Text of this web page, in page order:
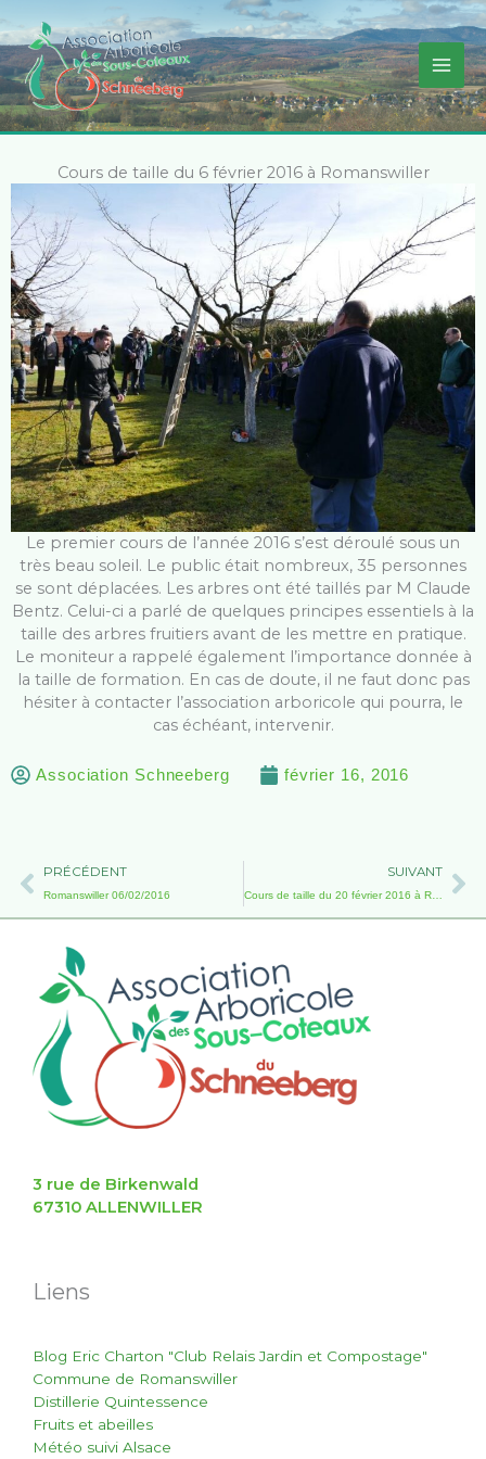
au
contenu
Cours de taille du 6 février 2016 à Romanswiller
Le premier cours de l’année 2016 s’est déroulé sous un
très beau soleil. Le public était nombreux, 35 personnes
se sont déplacées. Les arbres ont été taillés par M Claude
Bentz. Celui-ci a parlé de quelques principes essentiels à la
taille des arbres fruitiers avant de les mettre en pratique.
Le moniteur a rappelé également l’importance donnée à
la taille de formation. En cas de doute, il ne faut donc pas
hésiter à contacter l’association arboricole qui pourra, le
cas échéant, intervenir.
Association Schneeberg février 16, 2016
Précédent
PRÉCÉDENT
Romanswiller 06/02/2016
SUIVANT
Cours de taille du 20 février 2016 à Romanswiller
3 rue de Birkenwald
67310 ALLENWILLER
Liens
Blog Eric Charton "Club Relais Jardin et Compostage"
Commune de Romanswiller
Distillerie Quintessence
Fruits et abeilles
Météo suivi Alsace